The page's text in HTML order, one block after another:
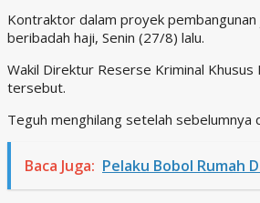
Kontraktor dalam proyek
beribadah haji, Senin (27/8) lalu.
Wakil Direktur Reserse Kriminal
tersebut.
Teguh menghilang setelah sebelumnya
Baca Juga: Pelaku Bobol Rumah